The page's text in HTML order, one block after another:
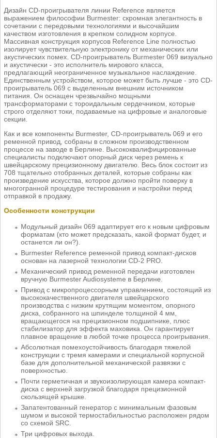
Дизайн CD-проигрывателя линии Reference является
выражением философии Burmester: скромная элегантность в
сочетании с передовыми технологиями и высочайшим
качеством изготовления в крепком солидном корпусе.
Массивная конструкция корпусов Reference Line полностью
изолирует чувствительную электронику от механических или
акустических помех. CD-проигрыватель Burmester 069 визуально
и акустически - это исполнитель мирового класса,
предлагающий неограниченное музыкальное наслаждение.
Единственным устройством, которое может быть лучше - это CD-
проигрыватель 069 с выделенным внешним источником
питания. Он оснащен чрезвычайно мощными
трансформаторами с тороидальным сердечником, которые
строго отделяют токи, подаваемые на цифровые и аналоговые
секции.
Как и все компоненты Burmester, CD-проигрыватель 069 и его
ременной привод, собраны в сложном производственном
процессе на заводе в Берлине. Высококвалифицированные
специалисты подключают опорный диск через ремень к
швейцарскому прецизионному двигателю. Весь блок состоит из
708 тщательно отобранных деталей, которые собраны как
произведение искусства, которое должно пройти поверку в
многогранной процедуре тестирования и настройки перед
отправкой в продажу.
Особенности конструкции
Модульный дизайн 069 адаптирует его к новым цифровым
форматам (кто может предсказать, какой формат будет, и
останется ли он?).
Burmester Reference ременной привод компакт-дисков
основан на лазерной технологии CD-2 PRO.
Механический привод ременной передачи изготовлен
вручную Burmester Audiosysteme в Берлине.
Привод с микропроцессорным управлением, состоящий из
высококачественного двигателя швейцарского
производства с низким крутящим моментом, опорного
диска, собранного на шпинделе толщиной 4 мм,
вращающегося на прецизионном подшипнике, плюс
стабилизатор для эффекта маховика. Он гарантирует
плавное вращение в любой точке процесса проигрывания.
Абсолютная помехоустойчивость благодаря тяжелой
конструкции с тремя камерами и специальной корпусной
базе для дополнительной механической развязки с
поверхностью.
Почти герметичная и звукоизолирующая камера компакт-
диска с верхней загрузкой благодаря прецизионной
скользящей крышке.
Запатентованный генератор с минимальным фазовым
шумом и высокой термостабильностью расположен рядом
со схемой SRC.
Три цифровых выхода.